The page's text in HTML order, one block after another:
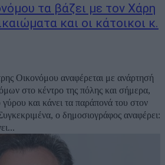
τα βάζει με τον Χάρη
και οι κάτοικοι κ.
Οικονόμου αναφέρεται με ανάρτησή
στο κέντρο της πόλης και σήμερα,
γύρου και κάνει τα παράπονά του στον
ο δημοσιογράφος αναφέρει: